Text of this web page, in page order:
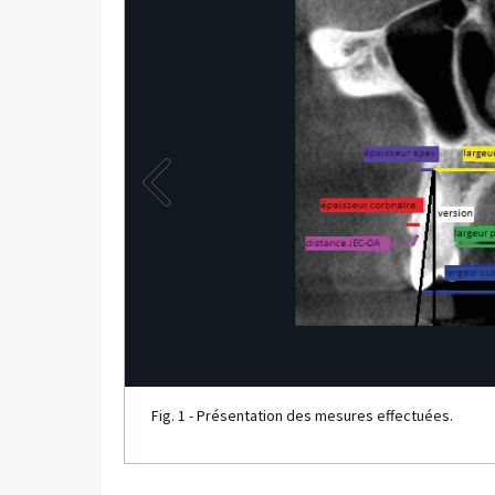
Fig. 1 - Présentation des mesures effectuées.